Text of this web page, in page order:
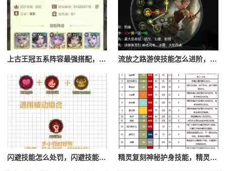
上古王冠五系阵容最强搭配，上古王冠五星排行 流放之路游侠技能怎么进阶，流放之路游侠技能怎么进阶的
闪避技能怎么处罚，闪避技能怎么处罚队友 精灵复刻神秘护身技能，精灵复刻攻略